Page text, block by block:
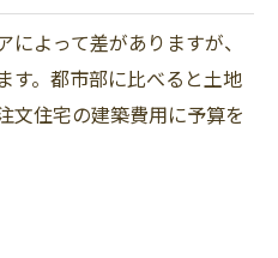
よって差がありますが、
す。都市部に比べると土地
文住宅の建築費用に予算を